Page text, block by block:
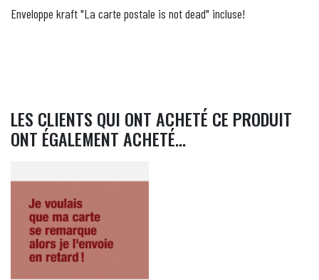
Enveloppe kraft "La carte postale is not dead" incluse!
LES CLIENTS QUI ONT ACHETÉ CE PRODUIT
ONT ÉGALEMENT ACHETÉ...